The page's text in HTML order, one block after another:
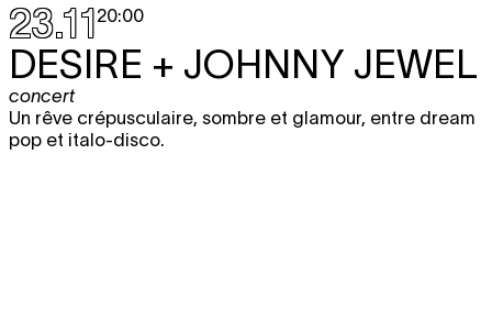
23.1120:00
DESIRE + JOHNNY JEWEL
concert
Un rêve crépusculaire, sombre et glamour, entre dream
pop et italo-disco.